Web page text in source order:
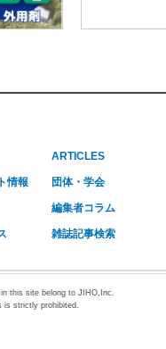
ARTICLES
情報 団体・学会
編集者コラム
雑誌記事検索
this site belong to JIHO,Inc.
strictly prohibited.